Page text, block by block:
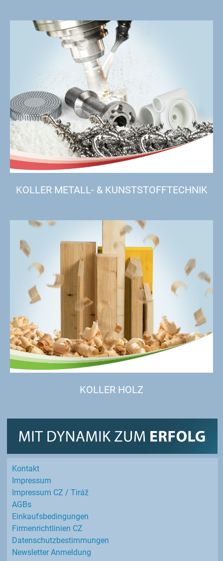
KOLLER METALL- & KUNSTSTOFFTECHNIK
KOLLER HOLZ
Kontakt
Impressum
Impressum CZ / Tiráž
AGBs
Einkaufs­bedingungen
Firmenrichtlinien CZ
Datenschutz­bestimmungen
Newsletter Anmeldung